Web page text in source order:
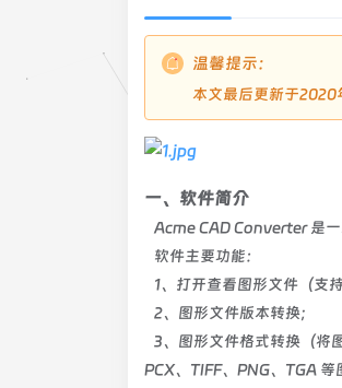
温馨提示：
本文最后更新于2020
一、软件简介
Acme CAD Converter 是一
软件主要功能：
1、打开查看图形文件（支
2、图形文件版本转换；
3、图形文件格式转换（将
PCX、TIFF、PNG、TGA 等